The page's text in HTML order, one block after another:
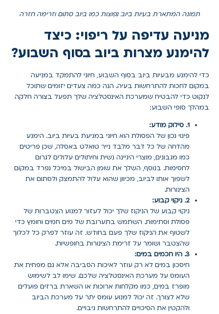
תמונה המתארת בעיות ביוב נפוצות כמו ביוב סתום וזרימה חזרה
מניעה עדיפה על ריפוי: כיצד
להימנע מצרות ביוב בסוף השבוע?
כדי להימנע מבעיות ביוב בסוף השבוע, חיוני להתמקד במניעה
במקום לחכות להתרחשות בעיה. הנה כמה צעדים יזומים שתוכל
לנקוט כדי להבטיח שמערכת האינסטלציה שלך תפעל בצורה חלקה
במהלך סופי השבוע:
1. סילוק מודע:
פינוי נכון של הפסולת הוא חיוני במניעת בעיות ביוב. הימנע
מהדחה של כל דבר מלבד נייר טואלט באסלה, שכן פריטים
כמו מגבונים, מוצרי היגיינה נשית וחיתולים עלולים לגרום
לחסימות. בנוסף, השלך את שומן הבישול במיכל נפרד במקום
לשפוך אותו לביוב, מכיוון שהוא עלול להתמצק ולסתום את
הצינורות.
2. ניקוי קבוע:
ניקוי קבוע של הניקוז שלך יכול לעזור למנוע הצטברות של
פסולת וסתימות. השתמש בתערובת של מים חמים וחומץ כדי
לשטוף את הניקוז שלך פעם בחודש. זה עוזר לפרק כל לכלוך
שהצטבר ושומר על זרימת הצינורות בחופשיות.
3. היו חכמים במים:
חיסכון במים לא רק עוזר לאיכות הסביבה אלא גם מפחית את
העומס על מערכת האינסטלציה שלכם. שימו לב לשימוש
מופרז במים, כמו מקלחות ארוכות או השארת ברזים פועלים
שלא לצורך. זה יכול למנוע עומס יתר על מערכת הביוב
ולהקטין את הסיכויים להתרחשות גיבויים.